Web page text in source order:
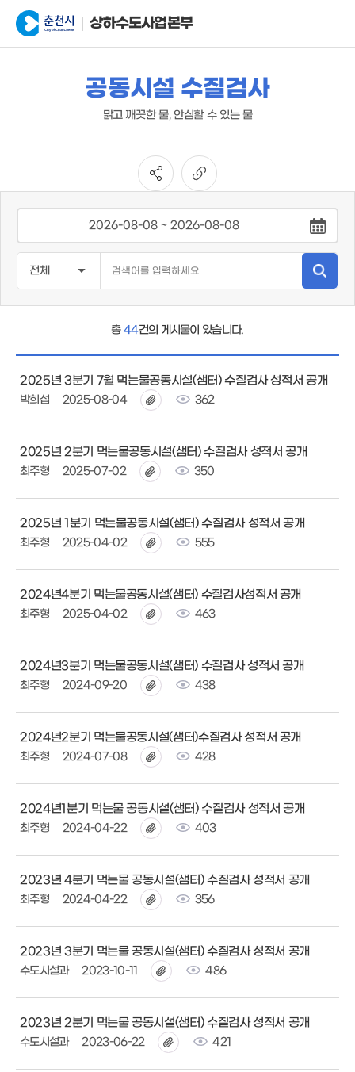
상하수도사업본부
공동시설 수질검사
맑고 깨끗한 물, 안심할 수 있는 물
총44건의 게시물이 있습니다.
2025년 3분기 7월 먹는물공동시설(샘터) 수질검사 성적서 공개
박희섭 2025-08-04 362
2025년 2분기 먹는물공동시설(샘터) 수질검사 성적서 공개
최주형 2025-07-02 350
2025년 1분기 먹는물공동시설(샘터) 수질검사 성적서 공개
최주형 2025-04-02 555
2024년4분기 먹는물공동시설(샘터) 수질검사성적서 공개
최주형 2025-04-02 463
2024년3분기 먹는물공동시설(샘터) 수질검사 성적서 공개
최주형 2024-09-20 438
2024년2분기 먹는물공동시설(샘터)수질검사 성적서 공개
최주형 2024-07-08 428
2024년1분기 먹는물 공동시설(샘터) 수질검사 성적서 공개
최주형 2024-04-22 403
2023년 4분기 먹는물 공동시설(샘터) 수질검사 성적서 공개
최주형 2024-04-22 356
2023년 3분기 먹는물 공동시설(샘터) 수질검사 성적서 공개
수도시설과 2023-10-11 486
2023년 2분기 먹는물 공동시설(샘터) 수질검사 성적서 공개
수도시설과 2023-06-22 421